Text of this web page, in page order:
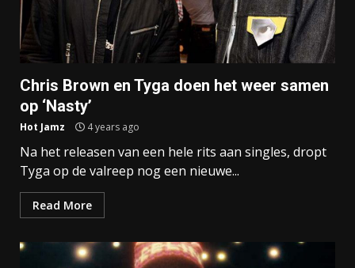
Chris Brown en Tyga doen het weer samen
op ‘Nasty’
Hot Jamz 4 years ago
Na het releasen van een hele rits aan singles, dropt
Tyga op de valreep nog een nieuwe...
Read More